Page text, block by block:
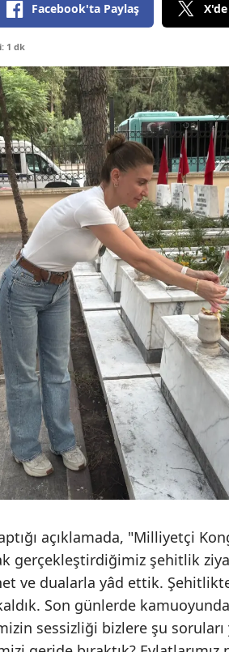
Facebook'ta Paylaş
1 dk
açıklamada, "Milliyetçi
gerçekleştirdiğimiz şehitlik
ve dualarla yâd ettik.
Son günlerde
sessizliği bizlere şu